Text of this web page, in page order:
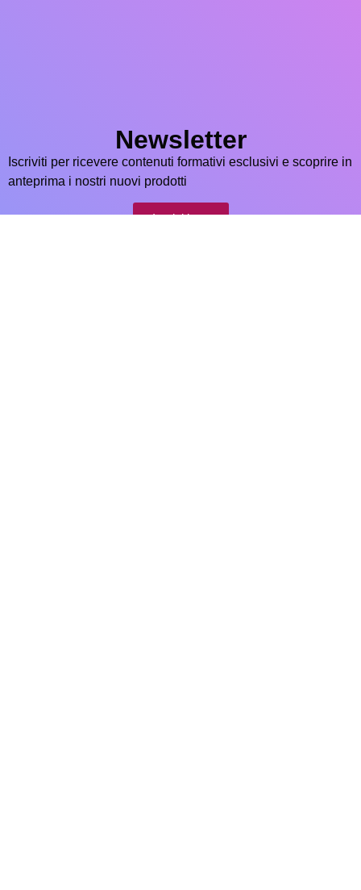
Newsletter
Iscriviti per ricevere contenuti formativi esclusivi e scoprire in
anteprima i nostri nuovi prodotti
Iscriviti ora